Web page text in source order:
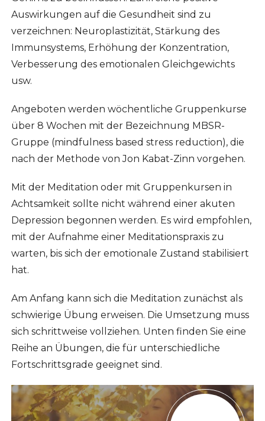
Auswirkungen auf die Gesundheit sind zu
verzeichnen: Neuroplastizität, Stärkung des
Immunsystems, Erhöhung der Konzentration,
Verbesserung des emotionalen Gleichgewichts
usw.
Angeboten werden wöchentliche Gruppenkurse
über 8 Wochen mit der Bezeichnung MBSR-
Gruppe (mindfulness based stress reduction), die
nach der Methode von Jon Kabat-Zinn vorgehen.
Mit der Meditation oder mit Gruppenkursen in
Achtsamkeit sollte nicht während einer akuten
Depression begonnen werden. Es wird empfohlen,
mit der Aufnahme einer Meditationspraxis zu
warten, bis sich der emotionale Zustand stabilisiert
hat.
Am Anfang kann sich die Meditation zunächst als
schwierige Übung erweisen. Die Umsetzung muss
sich schrittweise vollziehen. Unten finden Sie eine
Reihe an Übungen, die für unterschiedliche
Fortschrittsgrade geeignet sind.